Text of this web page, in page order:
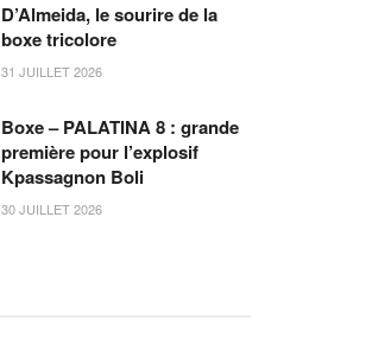
D’Almeida, le sourire de la
boxe tricolore
31 JUILLET 2026
Boxe – PALATINA 8 : grande
première pour l’explosif
Kpassagnon Boli
30 JUILLET 2026